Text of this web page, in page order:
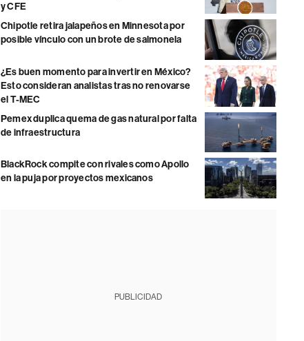
y CFE
Chipotle retira jalapeños en Minnesota por
posible vínculo con un brote de salmonela
¿Es buen momento para invertir en México?
Esto consideran analistas tras no renovarse
el T-MEC
Pemex duplica quema de gas natural por falta
de infraestructura
BlackRock compite con rivales como Apollo
en la puja por proyectos mexicanos
PUBLICIDAD